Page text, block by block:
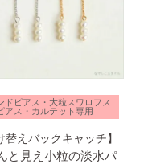
ドピアス・大粒スワロフス
アス・カルテット専用
替えバックキャッチ】
と見え小粒の淡水パ